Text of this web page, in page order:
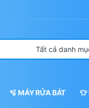
🫧 MÁY RỬA BÁT 👕